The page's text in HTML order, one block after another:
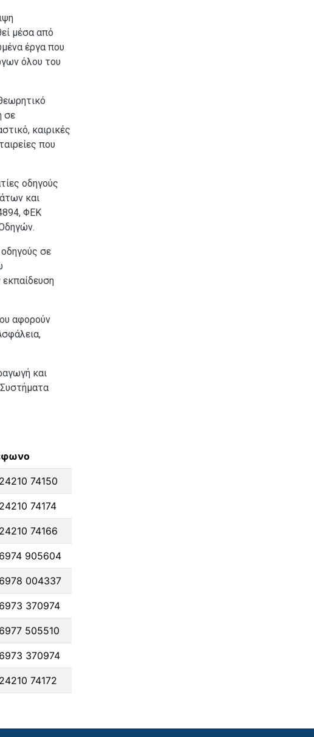
μέσα από
έργα που
όλου του
σε
καιρικές
που
οδηγούς
και
ΦΕΚ
σε
εκπαίδευση
αφορούν
και
74150
74174
74166
905604
004337
370974
505510
370974
74172